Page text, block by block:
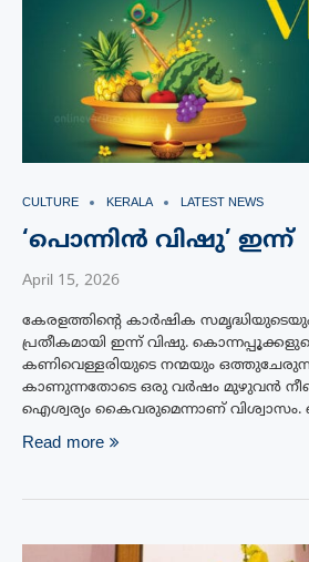
CULTURE KERALA LATEST NEWS
‘പൊന്നിൻ വിഷു’ ഇന്ന്‌
April 15, 2026
കേരളത്തിന്റെ കാർഷിക സമൃദ്ധിയുടെയും
പ്രതീകമായി ഇന്ന്‌ വിഷു.
കണിവെള്ളരിയുടെ നന്മയും
കാണുന്നതോടെ ഒരു വർഷം മുഴുവൻ
ഐശ്വര്യം കൈവരുമെന്നാണ് വിശ്വാസം.
Read more